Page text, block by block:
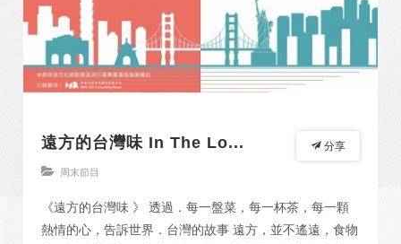
分享
遠方的台灣味 In The Lo...
周末節目
《遠方的台灣味 》 透過．每一盤菜，每一杯茶，每一顆
熱情的心，告訴世界．台灣的故事 遠方，並不遙遠，食物